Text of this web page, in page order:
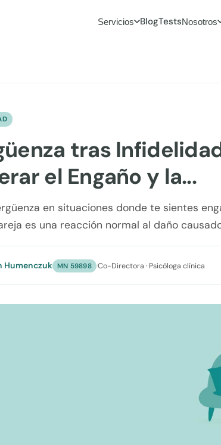
Servicios BlogTestsNosotros
tras
el Engaño y la...
en situaciones donde te sientes
es una reacción normal al daño
Humenczuk MN 59898 ·Co-Directora · Psicóloga clínica